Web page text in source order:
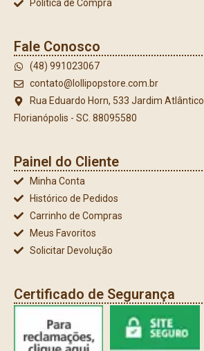
Política de Compra
Fale Conosco
(48) 991023067
contato@lollipopstore.com.br
Rua Eduardo Horn, 533 Jardim Atlântico
Florianópolis - SC. 88095580
Painel do Cliente
Minha Conta
Histórico de Pedidos
Carrinho de Compras
Meus Favoritos
Solicitar Devolução
Certificado de Segurança